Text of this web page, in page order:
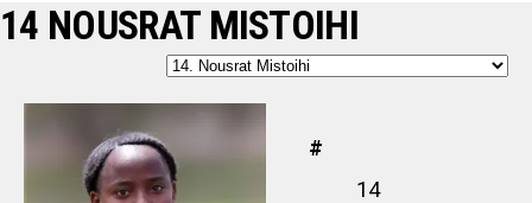
14 NOUSRAT MISTOIHI
#
14